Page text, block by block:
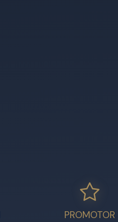
PROMOTOR